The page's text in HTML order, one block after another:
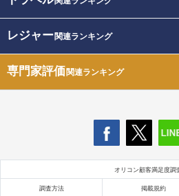
レジャー関連ランキング
専門家評価関連ランキング
オリコン顧客満足度調
調査方法 掲載規約